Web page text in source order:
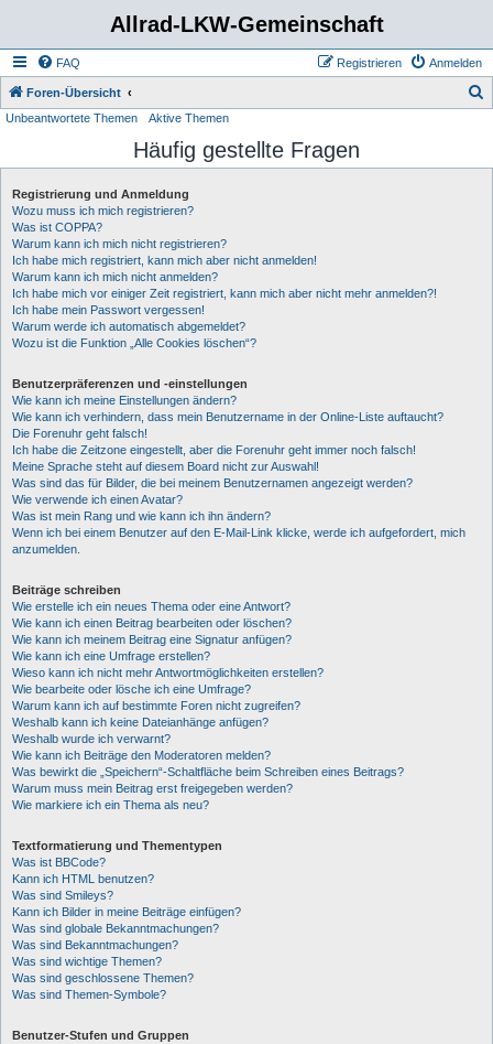
Allrad-LKW-Gemeinschaft
FAQ Anmelden
Registrieren
Foren-Übersicht
h
Unbeantwortete Themen Aktive Themen
Häufig gestellte Fragen
Registrierung und Anmeldung
Wozu muss ich mich registrieren?
Was ist COPPA?
Warum kann ich mich nicht registrieren?
Ich habe mich registriert, kann mich aber nicht anmelden!
Warum kann ich mich nicht anmelden?
Ich habe mich vor einiger Zeit registriert, kann mich aber nicht mehr anmelden?!
Ich habe mein Passwort vergessen!
Warum werde ich automatisch abgemeldet?
Wozu ist die Funktion „Alle Cookies löschen“?
Benutzerpräferenzen und -einstellungen
Wie kann ich meine Einstellungen ändern?
Wie kann ich verhindern, dass mein Benutzername in der Online-Liste auftaucht?
Die Forenuhr geht falsch!
Ich habe die Zeitzone eingestellt, aber die Forenuhr geht immer noch falsch!
Meine Sprache steht auf diesem Board nicht zur Auswahl!
Was sind das für Bilder, die bei meinem Benutzernamen angezeigt werden?
Wie verwende ich einen Avatar?
Was ist mein Rang und wie kann ich ihn ändern?
Wenn ich bei einem Benutzer auf den E-Mail-Link klicke, werde ich aufgefordert, mich
anzumelden.
Beiträge schreiben
Wie erstelle ich ein neues Thema oder eine Antwort?
Wie kann ich einen Beitrag bearbeiten oder löschen?
Wie kann ich meinem Beitrag eine Signatur anfügen?
Wie kann ich eine Umfrage erstellen?
Wieso kann ich nicht mehr Antwortmöglichkeiten erstellen?
Wie bearbeite oder lösche ich eine Umfrage?
Warum kann ich auf bestimmte Foren nicht zugreifen?
Weshalb kann ich keine Dateianhänge anfügen?
Weshalb wurde ich verwarnt?
Wie kann ich Beiträge den Moderatoren melden?
Was bewirkt die „Speichern“-Schaltfläche beim Schreiben eines Beitrags?
Warum muss mein Beitrag erst freigegeben werden?
Wie markiere ich ein Thema als neu?
Textformatierung und Thementypen
Was ist BBCode?
Kann ich HTML benutzen?
Was sind Smileys?
Kann ich Bilder in meine Beiträge einfügen?
Was sind globale Bekanntmachungen?
Was sind Bekanntmachungen?
Was sind wichtige Themen?
Was sind geschlossene Themen?
Was sind Themen-Symbole?
Benutzer-Stufen und Gruppen